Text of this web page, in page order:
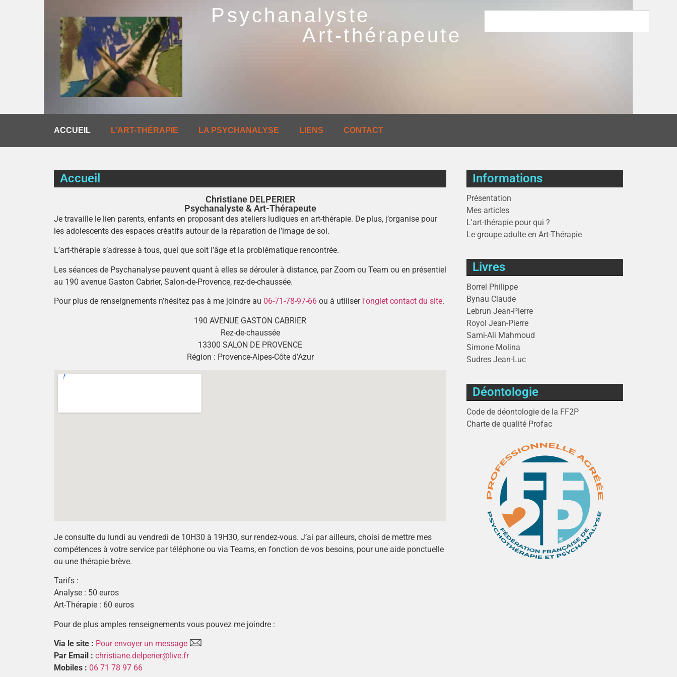
Psychanalyste
Art-thérapeute
ACCUEIL L’ART-THÉRAPIE LA PSYCHANALYSE LIENS CONTACT
Accueil
Christiane DELPERIER
Psychanalyste & Art-Thérapeute
Je travaille le lien parents, enfants en proposant des ateliers ludiques en art-thérapie. De plus, j’organise pour
les adolescents des espaces créatifs autour de la réparation de l’image de soi.
L’art-thérapie s’adresse à tous, quel que soit l’âge et la problématique rencontrée.
Les séances de Psychanalyse peuvent quant à elles se dérouler à distance, par Zoom ou Team ou en présentiel
au 190 avenue Gaston Cabrier, Salon-de-Provence, rez-de-chaussée.
Pour plus de renseignements n’hésitez pas à me joindre au 06-71-78-97-66 ou à utiliser l'onglet contact du site.
190 AVENUE GASTON CABRIER
Rez-de-chaussée
13300 SALON DE PROVENCE
Région : Provence-Alpes-Côte d’Azur
Je consulte du lundi au vendredi de 10H30 à 19H30, sur rendez-vous. J’ai par ailleurs, choisi de mettre mes
compétences à votre service par téléphone ou via Teams, en fonction de vos besoins, pour une aide ponctuelle
ou une thérapie brève.
Tarifs :
Analyse : 50 euros
Art-Thérapie : 60 euros
Pour de plus amples renseignements vous pouvez me joindre :
Via le site : Pour envoyer un message
Par Email : christiane.delperier@live.fr
Mobiles : 06 71 78 97 66
Informations
Présentation
Mes articles
L'art-thérapie pour qui ?
Le groupe adulte en Art-Thérapie
Livres
Borrel Philippe
Bynau Claude
Lebrun Jean-Pierre
Royol Jean-Pierre
Sami-Ali Mahmoud
Simone Molina
Sudres Jean-Luc
Déontologie
Code de déontologie de la FF2P
Charte de qualité Profac